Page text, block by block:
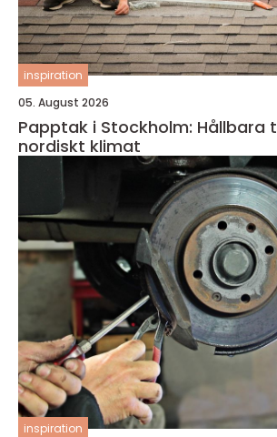
inspiration
05. August 2026
Papptak i Stockholm: Hållbara
nordiskt klimat
inspiration